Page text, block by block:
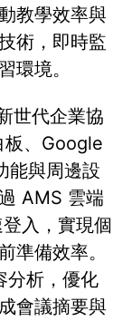
教學效率與
術，即時監
環境。
世代企業協
板、Google
能與周邊設
AMS 雲端
入，實現個
準備效率。
分析，優化
會議摘要與